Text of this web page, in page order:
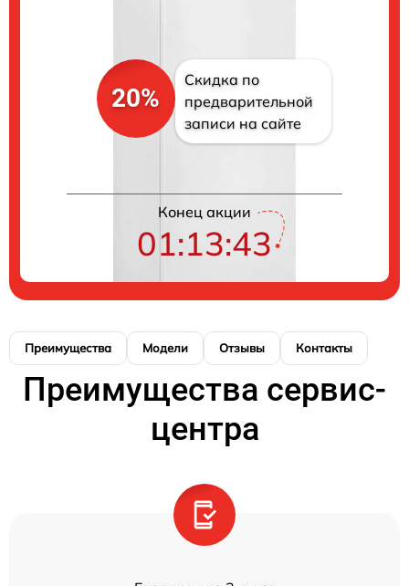
20%
Скидка по
предварительной
записи на сайте
Конец акции
01:13:43
Преимущества Модели Отзывы Контакты
Преимущества сервис-
центра